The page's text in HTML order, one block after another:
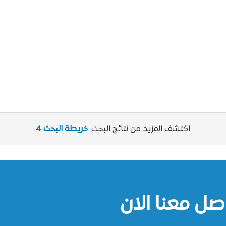
اكتشف المزيد من نتائج البحث:خريطة البحث 4
معنا الان